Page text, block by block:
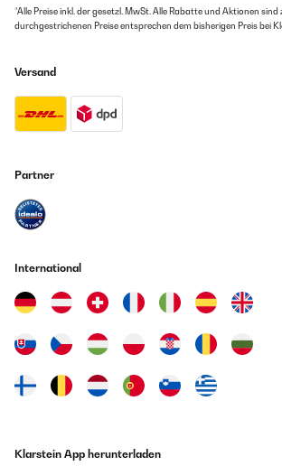
*Alle Preise inkl. der gesetzl. MwSt. Alle Rabatte und Aktionen sind
durchgestrichenen Preise entsprechen dem bisherigen Preis bei
Versand
Partner
International
Klarstein App herunterladen